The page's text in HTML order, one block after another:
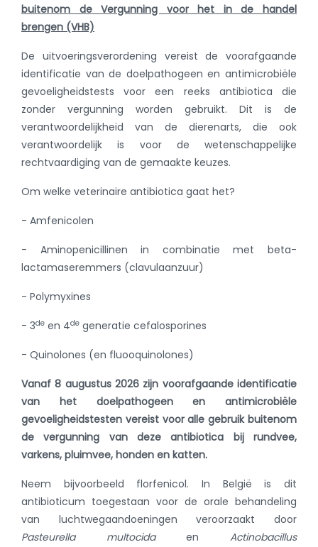
buitenom de Vergunning voor het in de handel
brengen (VHB)
De uitvoeringsverordening vereist de voorafgaande
identificatie van de doelpathogeen en antimicrobiële
gevoeligheidstests voor een reeks antibiotica die
zonder vergunning worden gebruikt. Dit is de
verantwoordelijkheid van de dierenarts, die ook
verantwoordelijk is voor de wetenschappelijke
rechtvaardiging van de gemaakte keuzes.
Om welke veterinaire antibiotica gaat het?
- Amfenicolen
- Aminopenicillinen in combinatie met beta-
lactamaseremmers (clavulaanzuur)
- Polymyxines
- 3de en 4de generatie cefalosporines
- Quinolones (en fluooquinolones)
Vanaf 8 augustus 2026 zijn voorafgaande identificatie
van het doelpathogeen en antimicrobiële
gevoeligheidstesten vereist voor alle gebruik buitenom
de vergunning van deze antibiotica bij rundvee,
varkens, pluimvee, honden en katten.
Neem bijvoorbeeld florfenicol. In België is dit
antibioticum toegestaan voor de orale behandeling
van luchtwegaandoeningen veroorzaakt door
Pasteurella multocidaenActinobacillus